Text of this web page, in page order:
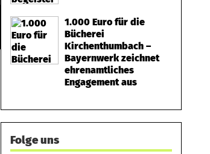
1.000 Euro für die
Bücherei
Kirchenthumbach –
Bayernwerk zeichnet
ehrenamtliches
Engagement aus
Folge uns